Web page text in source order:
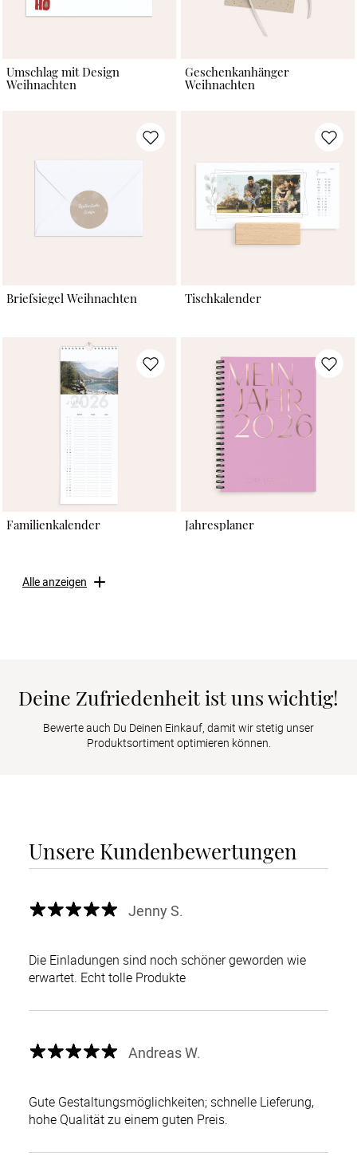
Umschlag mit Design
Weihnachten
Geschenkanhänger
Weihnachten
Briefsiegel Weihnachten Tischkalender
Familienkalender Jahresplaner
Alle anzeigen
Deine Zufriedenheit ist uns wichtig!
Bewerte auch Du Deinen Einkauf, damit wir stetig unser
Produktsortiment optimieren können.
Unsere Kundenbewertungen
Jenny S.
Die Einladungen sind noch schöner geworden wie
erwartet. Echt tolle Produkte
Andreas W.
Gute Gestaltungsmöglichkeiten; schnelle Lieferung,
hohe Qualität zu einem guten Preis.